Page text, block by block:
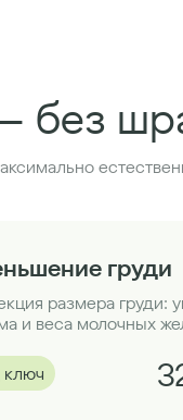
без
груди
размера груди:
и веса молочных